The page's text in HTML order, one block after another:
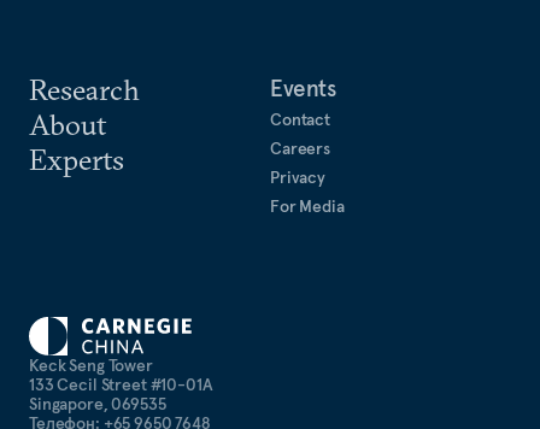
Keck Seng Tower
133 Cecil Street #10-01A
Singapore, 069535
Телефон: +65 9650 7648
Research
About
Experts
Events
Contact
Careers
Privacy
For Media